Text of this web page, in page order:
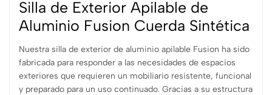
Silla de Exterior Apilable de
Aluminio Fusion Cuerda Sintética
Nuestra silla de exterior de aluminio apilable Fusion ha sido
fabricada para responder a las necesidades de espacios
exteriores que requieren un mobiliario resistente, funcional
y preparado para un uso continuado. Gracias a su estructura